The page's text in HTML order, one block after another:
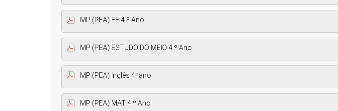
MP (PEA) EF 4.º Ano
MP (PEA) ESTUDO DO MEIO 4.º Ano
MP (PEA) Inglês 4ºano
MP (PEA) MAT 4.º Ano